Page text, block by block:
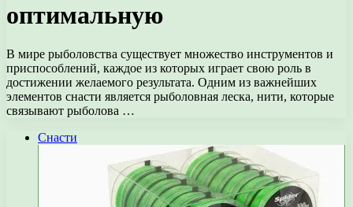
оптимальную
В мире рыболовства существует множество инструментов и
приспособлений, каждое из которых играет свою роль в
достижении желаемого результата. Одним из важнейших
элементов снасти является рыболовная леска, нити, которые
связывают рыболова …
Снасти